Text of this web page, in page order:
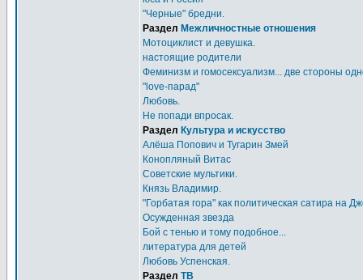
"Черные" бредни.
Раздел Межличностные отношения
Мотоциклист и девушка.
настоящие родители
Феминизм и гомосексуализм... две стороны
"love-парад"
Любовь.
Не попади впросак.
Раздел Культура и искусство
Алёша Попович и Тугарин Змей
Конопляный Витас
Советские мультики.
Князь Владимир.
"Горбатая гора" как политическая сатира на
Осужденная звезда
Бой с тенью и тому подобное...
литература для детей
Любовь Успенская.
Раздел ТВ